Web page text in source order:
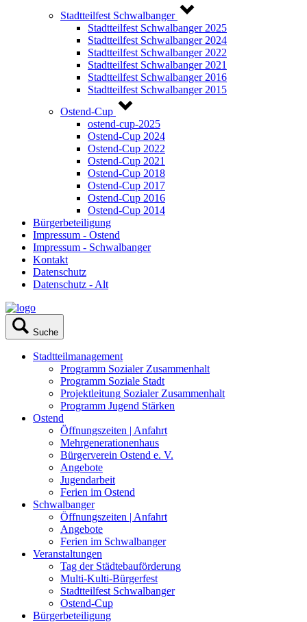
Stadtteilfest Schwalbanger
Stadtteilfest Schwalbanger 2025
Stadtteilfest Schwalbanger 2024
Stadtteilfest Schwalbanger 2022
Stadtteilfest Schwalbanger 2021
Stadtteilfest Schwalbanger 2016
Stadtteilfest Schwalbanger 2015
Ostend-Cup
ostend-cup-2025
Ostend-Cup 2024
Ostend-Cup 2022
Ostend-Cup 2021
Ostend-Cup 2018
Ostend-Cup 2017
Ostend-Cup 2016
Ostend-Cup 2014
Bürgerbeteiligung
Impressum - Ostend
Impressum - Schwalbanger
Kontakt
Datenschutz
Datenschutz - Alt
Suche
Stadtteilmanagement
Programm Sozialer Zusammenhalt
Programm Soziale Stadt
Projektleitung Sozialer Zusammenhalt
Programm Jugend Stärken
Ostend
Öffnungszeiten | Anfahrt
Mehrgenerationenhaus
Bürgerverein Ostend e. V.
Angebote
Jugendarbeit
Ferien im Ostend
Schwalbanger
Öffnungszeiten | Anfahrt
Angebote
Ferien im Schwalbanger
Veranstaltungen
Tag der Städtebauförderung
Multi-Kulti-Bürgerfest
Stadtteilfest Schwalbanger
Ostend-Cup
Bürgerbeteiligung